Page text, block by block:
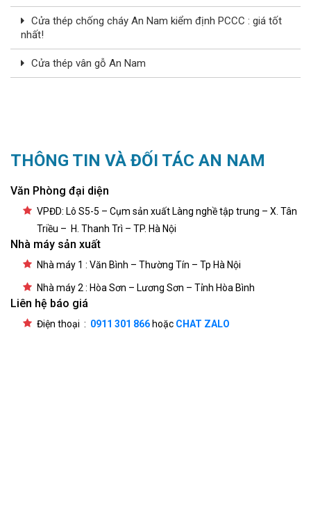
Cửa thép chống cháy An Nam kiểm định PCCC : giá tốt
nhất!
Cửa thép vân gỗ An Nam
THÔNG TIN VÀ ĐỐI TÁC AN NAM
Văn Phòng đại diện
VPĐD: Lô S5-5 – Cụm sản xuất Làng nghề tập trung – X. Tân
Triều – H. Thanh Trì – TP. Hà Nội
Nhà máy sản xuất
Nhà máy 1 : Văn Bình – Thường Tín – Tp Hà Nội
Nhà máy 2 : Hòa Sơn – Lương Sơn – Tỉnh Hòa Bình
Liên hệ báo giá
Điện thoại : 0911 301 866 hoặc CHAT ZALO